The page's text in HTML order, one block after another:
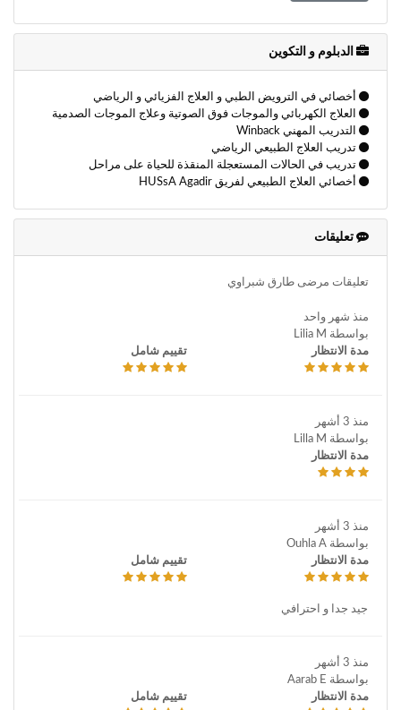
الدبلوم و التكوين
أخصائي في الترويض الطبي و العلاج الفزيائي و الرياضي
العلاج الكهربائي والموجات فوق الصوتية وعلاج الموجات الصدمية
التدريب المهني Winback
تدريب العلاج الطبيعي الرياضي
تدريب في الحالات المستعجلة المنقذة للحياة على مراحل
أخصائي العلاج الطبيعي لفريق HUSsA Agadir
تعليقات
تعليقات مرضى طارق شبراوي
منذ شهر واحد
بواسطة Lilia M
مدة الانتظار
تقييم شامل
منذ 3 أشهر
بواسطة Lilla M
مدة الانتظار
منذ 3 أشهر
بواسطة Ouhla A
مدة الانتظار
تقييم شامل
جيد جدا و احترافي
منذ 3 أشهر
بواسطة Aarab E
مدة الانتظار
تقييم شامل